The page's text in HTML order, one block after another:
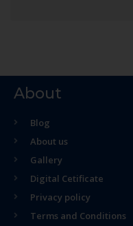
About
Blog
About us
Gallery
Digital Cetificate
Privacy policy
Terms and Conditions